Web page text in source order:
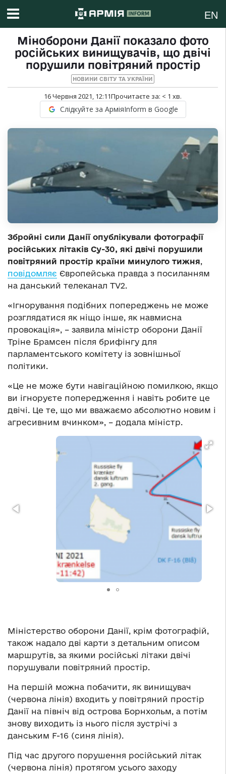
EN
Міноборони Данії показало фото
російських винищувачів, що двічі
порушили повітряний простір
НОВИНИ СВІТУ ТА УКРАЇНИ
16 Червня 2021, 12:11Прочитаєте за: < 1 хв.
Слідкуйте за АрміяInform в Google
Збройні сили Данії опублікували фотографії
російських літаків Су-30, які двічі порушили
повітряний простір країни минулого тижня,
повідомляє Європейська правда з посиланням
на данський телеканал TV2.
«Ігнорування подібних попереджень не може
розглядатися як ніщо інше, як навмисна
провокація», – заявила міністр оборони Данії
Тріне Брамсен після брифінгу для
парламентського комітету із зовнішньої
політики.
«Це не може бути навігаційною помилкою, якщо
ви ігноруєте попередження і навіть робите це
двічі. Це те, що ми вважаємо абсолютно новим і
агресивним вчинком», – додала міністр.
Міністерство оборони Данії, крім фотографій,
також надало дві карти з детальним описом
маршрутів, за якими російські літаки двічі
порушували повітряний простір.
На першій можна побачити, як винищувач
(червона лінія) входить у повітряний простір
Данії на північ від острова Борнхольм, а потім
знову виходить із нього після зустрічі з
данським F-16 (синя лінія).
Під час другого порушення російський літак
(червона лінія) протягом усього заходу